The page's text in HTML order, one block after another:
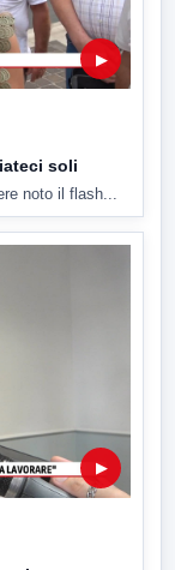
▶
soli
noto il flash...
▶